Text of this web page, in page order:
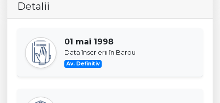
Detalii
01 mai 1998
Data înscrierii în Barou
Av. Definitiv